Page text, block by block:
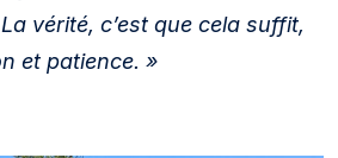
vérité, c’est que cela suffit,
et patience. »